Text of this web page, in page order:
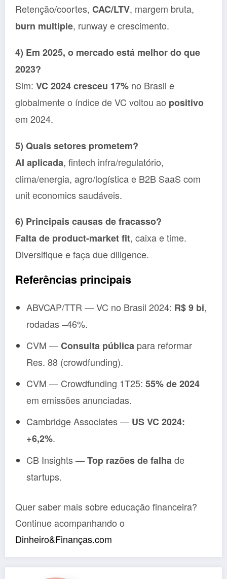
Retenção/coortes, CAC/LTV, margem bruta,
burn multiple, runway e crescimento.
4) Em 2025, o mercado está melhor do que
2023?
Sim: VC 2024 cresceu 17% no Brasil e
globalmente o índice de VC voltou ao positivo
em 2024.
5) Quais setores prometem?
AI aplicada, fintech infra/regulatório,
clima/energia, agro/logística e B2B SaaS com
unit economics saudáveis.
6) Principais causas de fracasso?
Falta de product-market fit, caixa e time.
Diversifique e faça due diligence.
Referências principais
ABVCAP/TTR — VC no Brasil 2024: R$ 9 bi,
rodadas –46%.
CVM —Consulta pública para reformar
Res. 88 (crowdfunding).
CVM — Crowdfunding 1T25: 55% de 2024
em emissões anunciadas.
Cambridge Associates — US VC 2024:
+6,2%.
CB Insights —Top razões de falhade
startups.
Quer saber mais sobre educação financeira?
Continue acompanhando o
Dinheiro&Finanças.com